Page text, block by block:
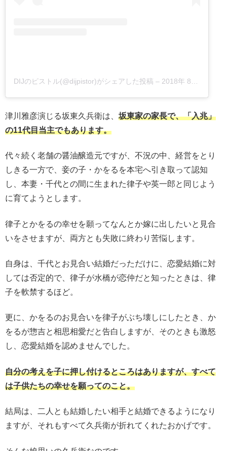
DIJのピストル(@dijpistor)がシェアした投稿 – 2018年 8月月8日午前3時29分PDT
津川雅彦演じる坂東久兵衛は、 坂東家の家長で、「入兆」
の11代目当主でもあります。
代々続く老舗の醤油醸造元ですが、不況の中、経営をとり
しきる一方で、妾の子・かをるを本宅へ引き取って認知
し、本妻・千代との間に生まれた律子や英一郎と同じよう
に育てようとします。
律子とかをるの幸せを願ってなんとか嫁に出したいと見合
いをさせますが、両方とも失敗に終わり苦悩します。
自身は、千代とお見合い結婚だっただけに、恋愛結婚に対
しては否定的で、律子が水橋が恋仲だと知ったときは、律
子を軟禁するほど。
更に、かをるのお見合いを律子がぶち壊しにしたとき、か
をるが惣吉と相思相愛だと告白しますが、そのときも激怒
し、恋愛結婚を認めませんでした。
自分の考えを子に押し付けるところはありますが、すべて
は子供たちの幸せを願ってのこと。
結局は、二人とも結婚したい相手と結婚できるようになり
ますが、それもすべて久兵衛が折れてくれたおかげです。